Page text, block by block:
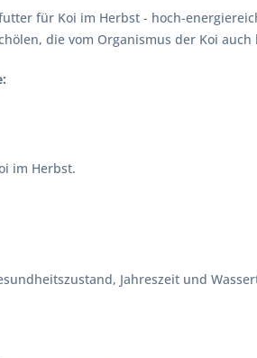
für Koi im Herbst - hoch-
die vom Organismus der Koi
im Herbst.
Jahreszeit und